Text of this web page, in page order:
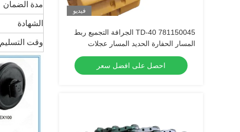
فيديو
TD-40 781150045 الجرافة التجميع ربط
المسار الحفارة الحديد المسار عجلات
ISO9001 CE
احصل على افضل سعر
مدة الضمان
الشهادة
وقت التسليم